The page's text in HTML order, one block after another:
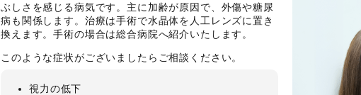
ぶしさを感じる病気です。主に加齢が原因で、外傷や糖尿
病も関係します。治療は手術で水晶体を人工レンズに置き
換えます。手術の場合は総合病院へ紹介いたします。
このような症状がございましたらご相談ください。
視力の低下